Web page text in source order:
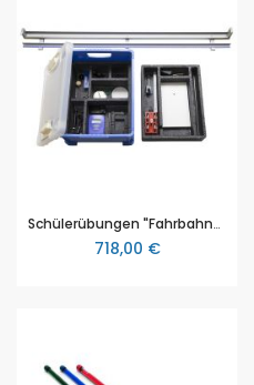
Schülerübungen "Fahrbahnversuche"
718,00 €